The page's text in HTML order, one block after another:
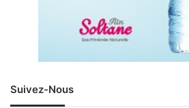
Suivez-Nous